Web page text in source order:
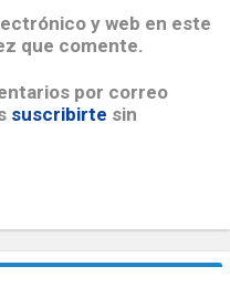
y web en este
que comente.
por correo
suscribirte sin